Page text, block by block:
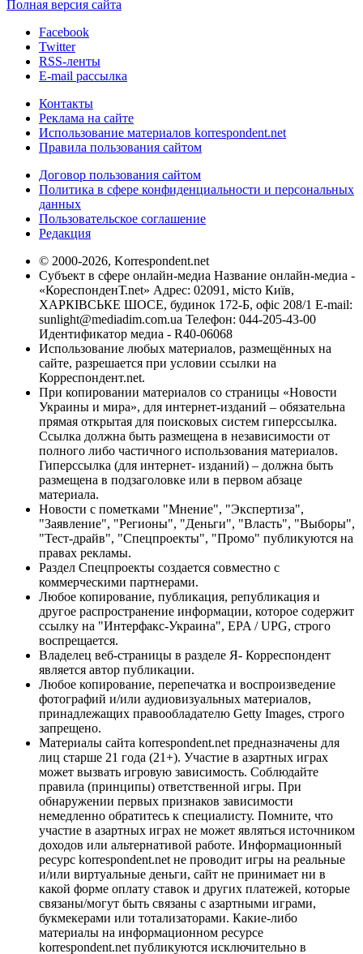
Полная версия сайта
Facebook
Twitter
RSS-ленты
E-mail рассылка
Контакты
Реклама на сайте
Использование материалов korrespondent.net
Правила пользования сайтом
Договор пользования сайтом
Политика в сфере конфиденциальности и персональных
данных
Пользовательское соглашение
Редакция
© 2000-2026, Korrespondent.net
Субъект в сфере онлайн-медиа Название онлайн-медиа -
«КореспонденТ.net» Адрес: 02091, місто Київ,
ХАРКІВСЬКЕ ШОСЕ, будинок 172-Б, офіс 208/1 E-mail:
sunlight@mediadim.com.ua Телефон: 044-205-43-00
Идентификатор медиа - R40-06068
Использование любых материалов, размещённых на
сайте, разрешается при условии ссылки на
Корреспондент.net.
При копировании материалов со страницы «Новости
Украины и мира», для интернет-изданий – обязательна
прямая открытая для поисковых систем гиперссылка.
Ссылка должна быть размещена в независимости от
полного либо частичного использования материалов.
Гиперссылка (для интернет- изданий) – должна быть
размещена в подзаголовке или в первом абзаце
материала.
Новости с пометками "Мнение", "Экспертиза",
"Заявление", "Регионы", "Деньги", "Власть", "Выборы",
"Тест-драйв", "Спецпроекты", "Промо" публикуются на
правах рекламы.
Раздел Спецпроекты создается совместно с
коммерческими партнерами.
Любое копирование, публикация, републикация и
другое распространение информации, которое содержит
ссылку на "Интерфакс-Украина", EPA / UPG, строго
воспрещается.
Владелец веб-страницы в разделе Я- Корреспондент
является автор публикации.
Любое копирование, перепечатка и воспроизведение
фотографий и/или аудиовизуальных материалов,
принадлежащих правообладателю Getty Images, строго
запрещено.
Материалы сайта korrespondent.net предназначены для
лиц старше 21 года (21+). Участие в азартных играх
может вызвать игровую зависимость. Соблюдайте
правила (принципы) ответственной игры. При
обнаружении первых признаков зависимости
немедленно обратитесь к специалисту. Помните, что
участие в азартных играх не может являться источником
доходов или альтернативой работе. Информационный
ресурс korrespondent.net не проводит игры на реальные
и/или виртуальные деньги, сайт не принимает ни в
какой форме оплату ставок и других платежей, которые
связаны/могут быть связаны с азартными играми,
букмекерами или тотализаторами. Какие-либо
материалы на информационном ресурсе
korrespondent.net публикуются исключительно в